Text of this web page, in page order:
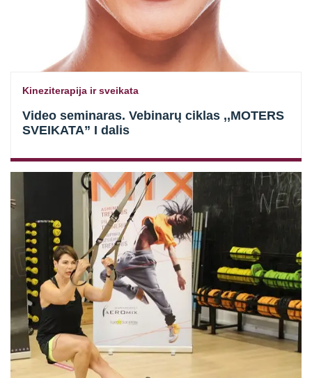
Kineziterapija ir sveikata
Video seminaras. Vebinarų ciklas ,,MOTERS
SVEIKATA” I dalis